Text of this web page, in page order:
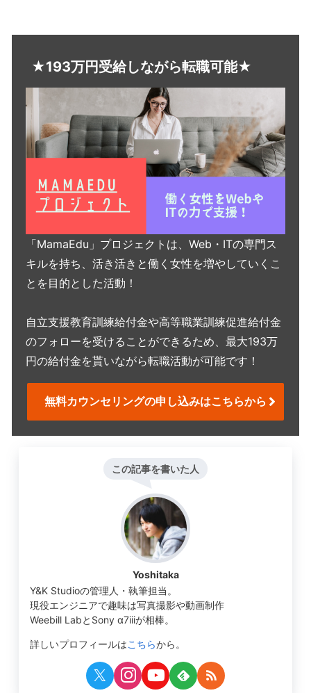
★193万円受給しながら転職可能★
「MamaEdu」プロジェクトは、Web・ITの専門ス
キルを持ち、活き活きと働く女性を増やしていくこ
とを目的とした活動！
自立支援教育訓練給付金や高等職業訓練促進給付金
のフォローを受けることができるため、最大193万
円の給付金を貰いながら転職活動が可能です！
無料カウンセリングの申し込みはこちらから
この記事を書いた人
Yoshitaka
Y&K Studioの管理人・執筆担当。
現役エンジニアで趣味は写真撮影や動画制作
Weebill LabとSony α7iiiが相棒。
詳しいプロフィールはこちらから。